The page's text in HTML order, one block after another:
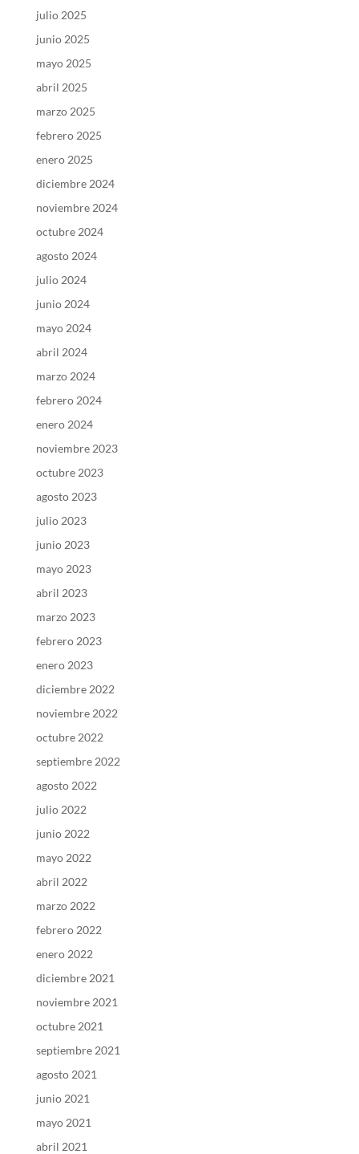
julio 2025
junio 2025
mayo 2025
abril 2025
marzo 2025
febrero 2025
enero 2025
diciembre 2024
noviembre 2024
octubre 2024
agosto 2024
julio 2024
junio 2024
mayo 2024
abril 2024
marzo 2024
febrero 2024
enero 2024
noviembre 2023
octubre 2023
agosto 2023
julio 2023
junio 2023
mayo 2023
abril 2023
marzo 2023
febrero 2023
enero 2023
diciembre 2022
noviembre 2022
octubre 2022
septiembre 2022
agosto 2022
julio 2022
junio 2022
mayo 2022
abril 2022
marzo 2022
febrero 2022
enero 2022
diciembre 2021
noviembre 2021
octubre 2021
septiembre 2021
agosto 2021
junio 2021
mayo 2021
abril 2021